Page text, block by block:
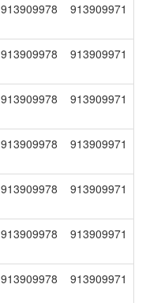
913909978 913909971
913909978 913909971
913909978 913909971
913909978 913909971
913909978 913909971
913909978 913909971
913909978 913909971